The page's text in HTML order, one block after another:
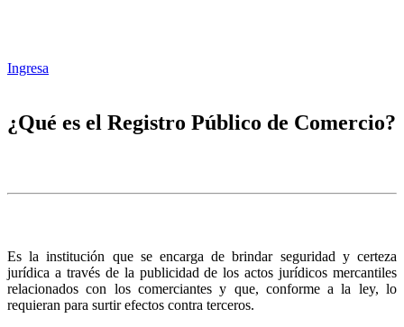
Ingresa
¿Qué es el Registro Público de Comercio?
Es la institución que se encarga de brindar seguridad y certeza
jurídica a través de la publicidad de los actos jurídicos mercantiles
relacionados con los comerciantes y que, conforme a la ley, lo
requieran para surtir efectos contra terceros.